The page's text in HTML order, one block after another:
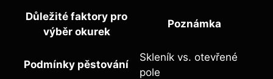
Důležité⁤ faktory pro⁢
výběr okurek
Poznámka
Podmínky pěstování
Skleník vs. otevřené
⁣pole